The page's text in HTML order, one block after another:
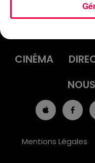
CINÉMA
Mentions Légales